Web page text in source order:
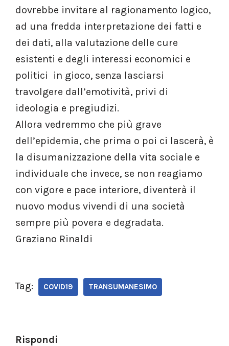
dovrebbe invitare al ragionamento logico,
ad una fredda interpretazione dei fatti e
dei dati, alla valutazione delle cure
esistenti e degli interessi economici e
politici in gioco, senza lasciarsi
travolgere dall’emotività, privi di
ideologia e pregiudizi.
Allora vedremmo che più grave
dell’epidemia, che prima o poi ci lascerà, è
la disumanizzazione della vita sociale e
individuale che invece, se non reagiamo
con vigore e pace interiore, diventerà il
nuovo modus vivendi di una società
sempre più povera e degradata.
Graziano Rinaldi
Tag: COVID19 TRANSUMANESIMO
Rispondi